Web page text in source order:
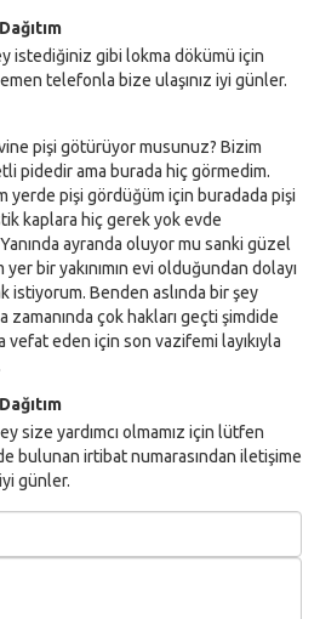
istediğiniz gibi lokma dökümü için
telefonla bize ulaşınız iyi günler.
pişi götürüyor musunuz? Bizim
pidedir ama burada hiç görmedim.
yerde pişi gördüğüm için buradada pişi
kaplara hiç gerek yok evde
ayranda oluyor mu sanki güzel
bir yakınımın evi olduğundan dolayı
istiyorum. Benden aslında bir şey
zamanında çok hakları geçti şimdide
vefat eden için son vazifemi layıkıyla
size yardımcı olmamız için lütfen
bulunan irtibat numarasından iletişime
günler.